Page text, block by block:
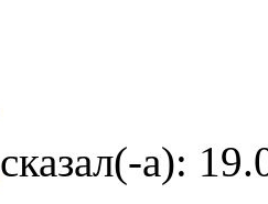
сказал(-а):